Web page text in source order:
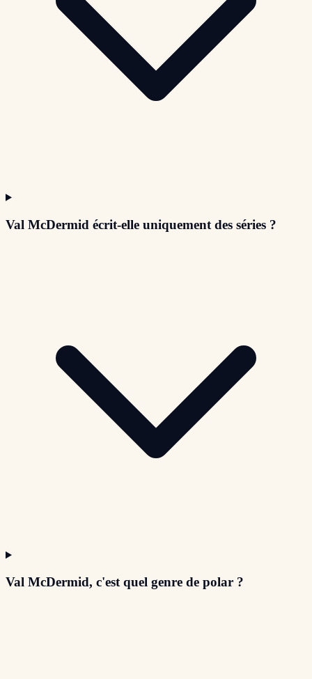
Val McDermid écrit-elle uniquement des séries ?
Val McDermid, c'est quel genre de polar ?